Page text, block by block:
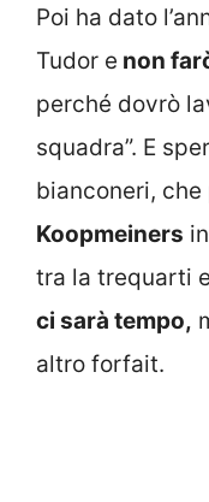
Poi ha dato
Tudor e non
perché dovrò
squadra”. E
bianconeri,
Koopmeiners
tra la trequarti
ci sarà tempo,
altro forfait.